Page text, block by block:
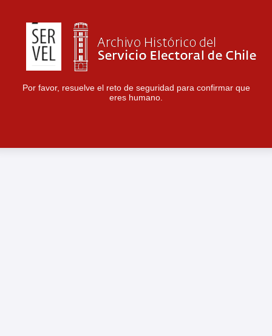
Por favor, resuelve el reto de seguridad para confirmar que
eres humano.